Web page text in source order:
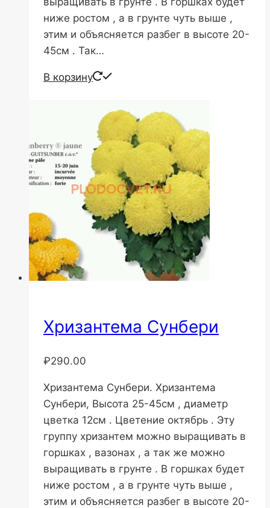
ниже ростом , а в грунте чуть выше ,
этим и объясняется разбег в высоте 20-
45см . Так…
В корзину
Хризантема Сунбери
₽290.00
Хризантема Сунбери. Хризантема
Сунбери, Высота 25-45см , диаметр
цветка 12см . Цветение октябрь . Эту
группу хризантем можно выращивать в
горшках , вазонах , а так же можно
выращивать в грунте . В горшках будет
ниже ростом , а в грунте чуть выше ,
этим и объясняется разбег в высоте 20-